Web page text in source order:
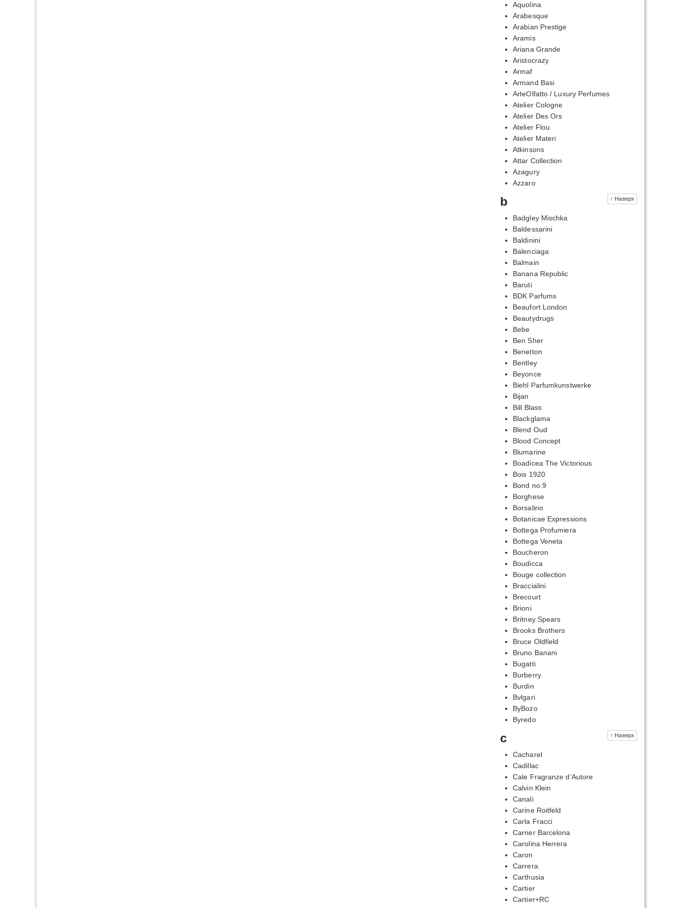
Aquolina
Arabesque
Arabian Prestige
Aramis
Ariana Grande
Aristocrazy
Armaf
Armand Basi
ArteOlfatto / Luxury Perfumes
Atelier Cologne
Atelier Des Ors
Atelier Flou
Atelier Materi
Atkinsons
Attar Collection
Azagury
Azzaro
↑ Наверх
b
Badgley Mischka
Baldessarini
Baldinini
Balenciaga
Balmain
Banana Republic
Baruti
BDK Parfums
Beaufort London
Beautydrugs
Bebe
Ben Sher
Benetton
Bentley
Beyonce
Biehl Parfumkunstwerke
Bijan
Bill Blass
Blackglama
Blend Oud
Blood Concept
Blumarine
Boadicea The Victorious
Bois 1920
Bond no.9
Borghese
Borsalino
Botanicae Expressions
Bottega Profumiera
Bottega Veneta
Boucheron
Boudicca
Bouge collection
Braccialini
Brecourt
Brioni
Britney Spears
Brooks Brothers
Bruce Oldfield
Bruno Banani
Bugatti
Burberry
Burdin
Bvlgari
ByBozo
Byredo
↑ Наверх
c
Cacharel
Cadillac
Cale Fragranze d’Autore
Calvin Klein
Canali
Carine Roitfeld
Carla Fracci
Carner Barcelona
Carolina Herrera
Caron
Carrera
Carthusia
Cartier
Cartier+RC